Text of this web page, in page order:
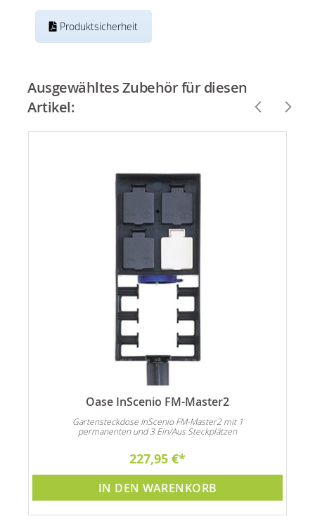
Produktsicherheit
Ausgewähltes Zubehör für diesen
Artikel:
Oase InScenio FM-Master2
Gartensteckdose InScenio FM-Master2 mit 1
permanenten und 3 Ein/Aus Steckplätzen
227,95 €
IN DEN WARENKORB